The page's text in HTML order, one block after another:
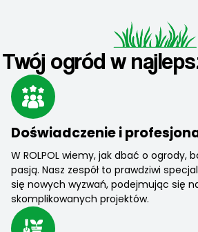
Twój ogród w
Doświadczenie i
W ROLPOL wiemy, jak dbać o ogrody,
pasją. Nasz zespół to prawdziwi
się nowych wyzwań, podejmując się
skomplikowanych projektów.